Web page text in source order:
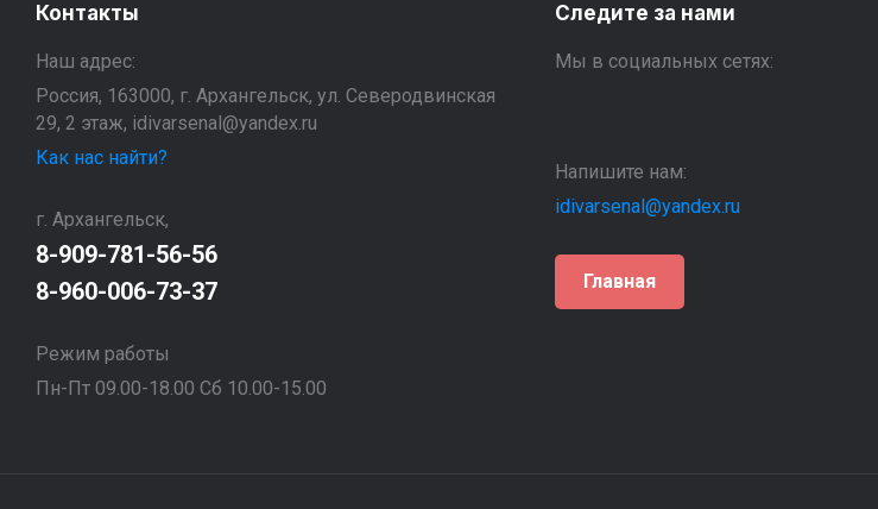
Контакты
Наш адрес:
Россия, 163000, г. Архангельск, ул. Северодвинская
29, 2 этаж, idivarsenal@yandex.ru
Как нас найти?
г. Архангельск,
8-909-781-56-56
8-960-006-73-37
Режим работы
Пн-Пт 09.00-18.00 Сб 10.00-15.00
Следите за нами
Мы в социальных сетях:
Напишите нам:
idivarsenal@yandex.ru
Главная